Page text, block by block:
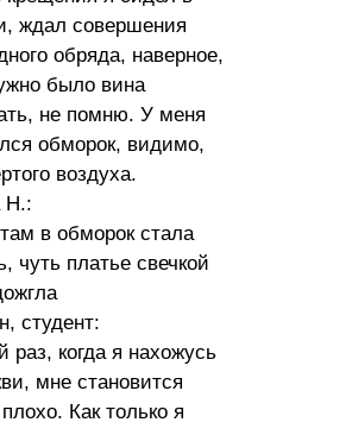
ждал совершения
обряда, наверное,
было вина
не помню. У меня
обморок, видимо,
воздуха.
Н.:
в обморок стала
чуть платье свечкой
студент:
раз, когда я нахожусь
мне становится
Как только я